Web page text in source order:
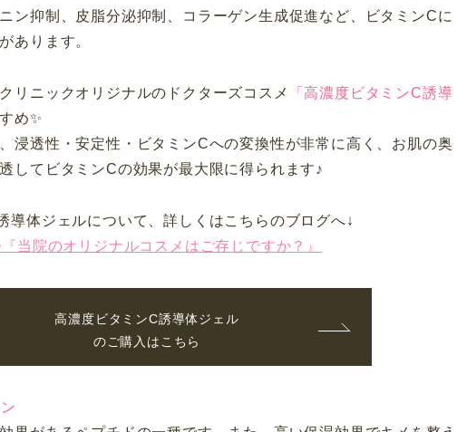
ン抑制、皮脂分泌抑制、コラーゲン生成促進など、ビタミンCに
あります。
リニックオリジナルのドクターズコスメ
「高濃度ビタミンC誘導
め✨
浸透性・安定性・ビタミンCへの変換性が非常に高く、お肌の奥
してビタミンCの効果が最大限に得られます♪
導体ジェルについて、詳しくはこちらのブログへ↓
当院のオリジナルコスメはご存じですか？』
高濃度ビタミンC誘導体ジェル
のご購入はこちら